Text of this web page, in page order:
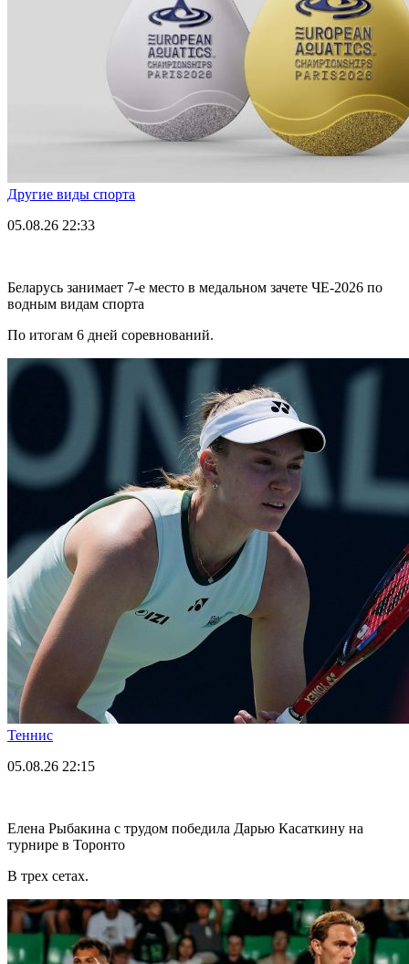
Другие виды спорта
05.08.26 22:33
Беларусь занимает 7-е место в медальном зачете ЧЕ-2026 по
водным видам спорта
По итогам 6 дней соревнований.
Теннис
05.08.26 22:15
Елена Рыбакина с трудом победила Дарью Касаткину на
турнире в Торонто
В трех сетах.